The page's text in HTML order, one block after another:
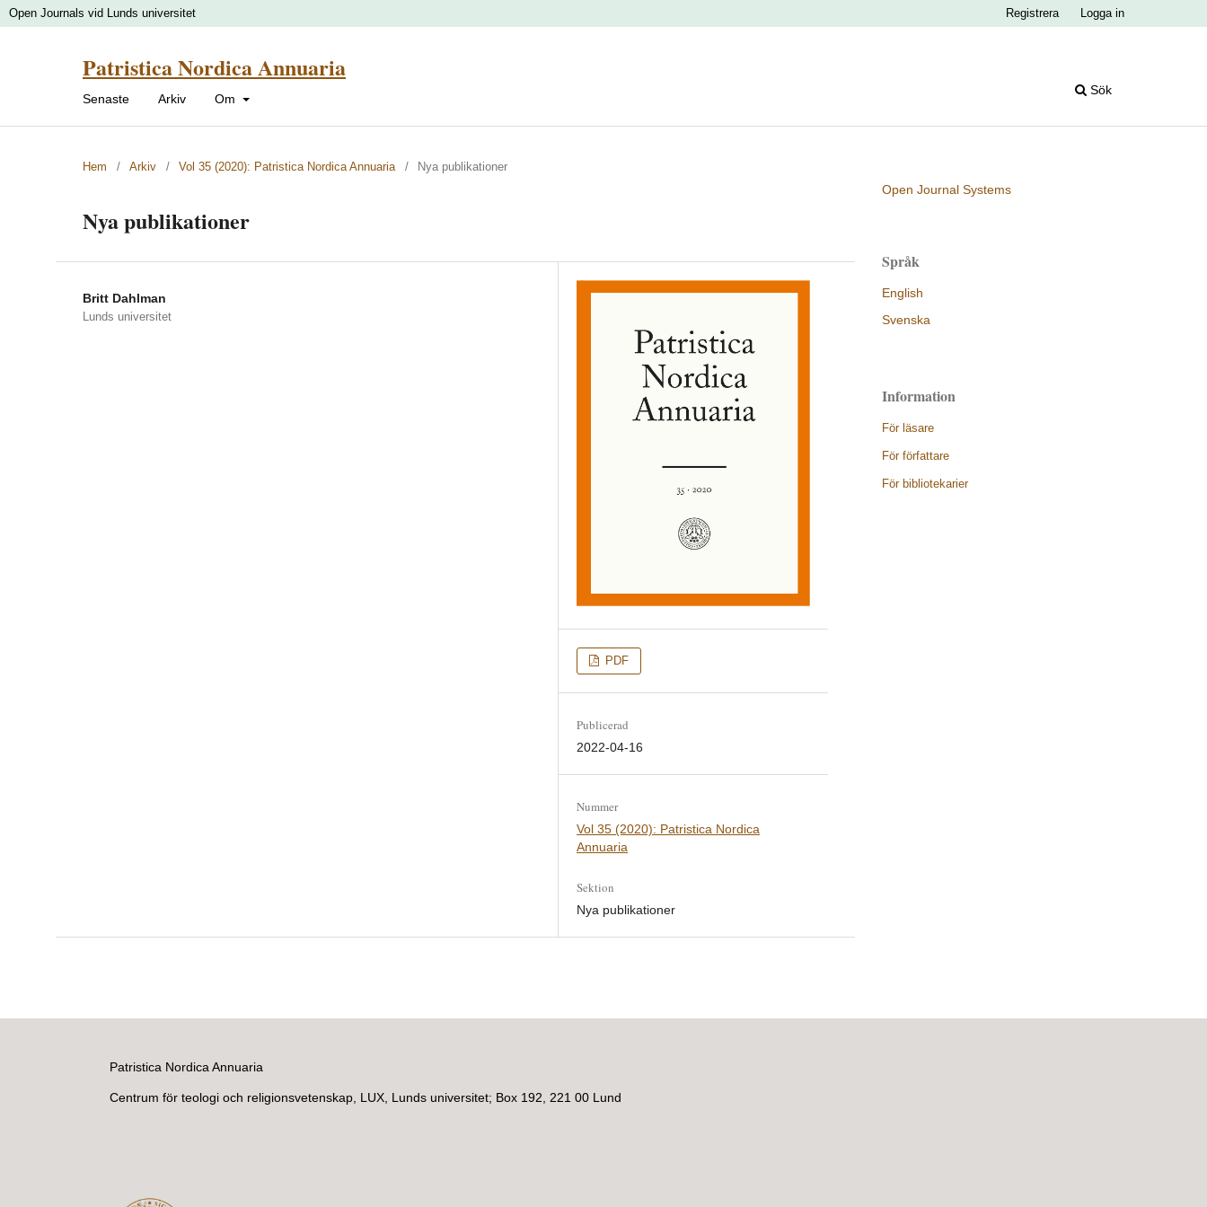
Patristica Nordica Annuaria
Senaste Arkiv Om
Sök
Open Journals vid Lunds universitet Registrera Logga in
Hem / Arkiv / Vol 35 (2020): Patristica Nordica Annuaria / Nya publikationer
Nya publikationer
Britt Dahlman
Lunds universitet
PDF
Publicerad
2022-04-16
Nummer
Vol 35 (2020): Patristica Nordica
Annuaria
Sektion
Nya publikationer
Open Journal Systems
Språk
English
Svenska
Information
För läsare
För författare
För bibliotekarier
Patristica Nordica Annuaria
Centrum för teologi och religionsvetenskap, LUX, Lunds universitet; Box 192, 221 00 Lund